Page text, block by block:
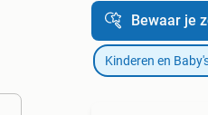
Bewaar je
Kinderen en